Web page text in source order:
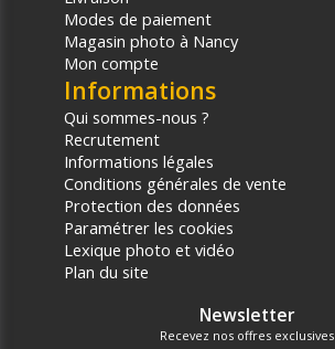
Modes de paiement
Magasin photo à Nancy
Mon compte
Informations
Qui sommes-nous ?
Recrutement
Informations légales
Conditions générales de vente
Protection des données
Paramétrer les cookies
Lexique photo et vidéo
Plan du site
Newsletter
Recevez nos offres exclusives